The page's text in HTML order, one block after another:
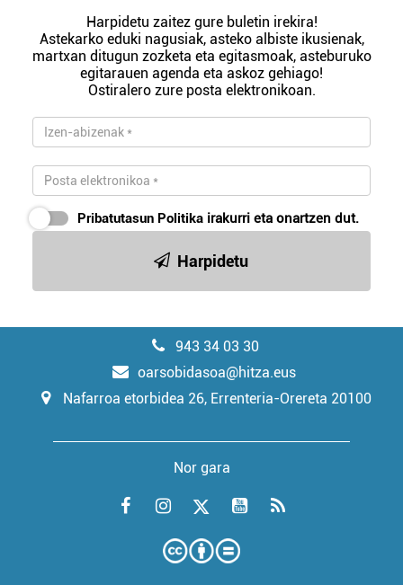
Harpidetu zaitez gure buletin irekira!
Astekarko eduki nagusiak, asteko albiste ikusienak,
martxan ditugun zozketa eta egitasmoak, asteburuko
egitarauen agenda eta askoz gehiago!
Ostiralero zure posta elektronikoan.
Pribatutasun Politika irakurri eta onartzen dut.
Harpidetu
943 34 03 30
oarsobidasoa@hitza.eus
Nafarroa etorbidea 26, Errenteria-Orereta 20100
Nor gara